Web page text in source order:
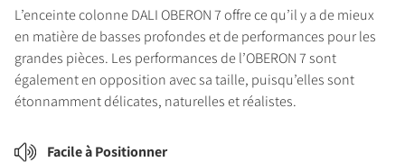
L’enceinte colonne DALI OBERON 7 offre ce qu’il y a de mieux
en matière de basses profondes et de performances pour les
grandes pièces. Les performances de l’OBERON 7 sont
également en opposition avec sa taille, puisqu’elles sont
étonnamment délicates, naturelles et réalistes.
Facile à Positionner